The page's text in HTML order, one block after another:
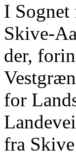
I
Skive-
der,
for
fra